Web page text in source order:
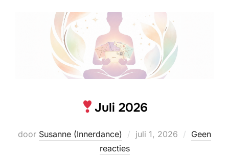
Juli 2026
door Susanne (Innerdance)
Geplaatst
juli 1, 2026
Geen
reacties